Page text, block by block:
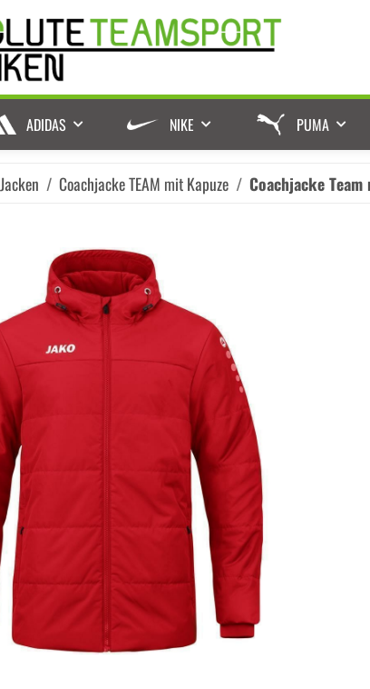
ADIDAS NIKE PUMA
Jacken Coachjacke TEAM mit Kapuze Coachjacke